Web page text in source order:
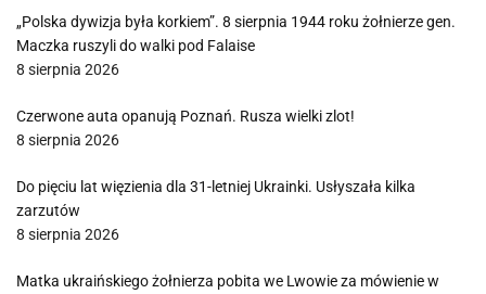
„Polska dywizja była korkiem”. 8 sierpnia 1944 roku żołnierze gen.
Maczka ruszyli do walki pod Falaise
8 sierpnia 2026
Czerwone auta opanują Poznań. Rusza wielki zlot!
8 sierpnia 2026
Do pięciu lat więzienia dla 31-letniej Ukrainki. Usłyszała kilka
zarzutów
8 sierpnia 2026
Matka ukraińskiego żołnierza pobita we Lwowie za mówienie w